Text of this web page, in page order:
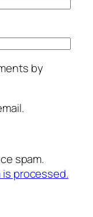
by
spam.
processed.